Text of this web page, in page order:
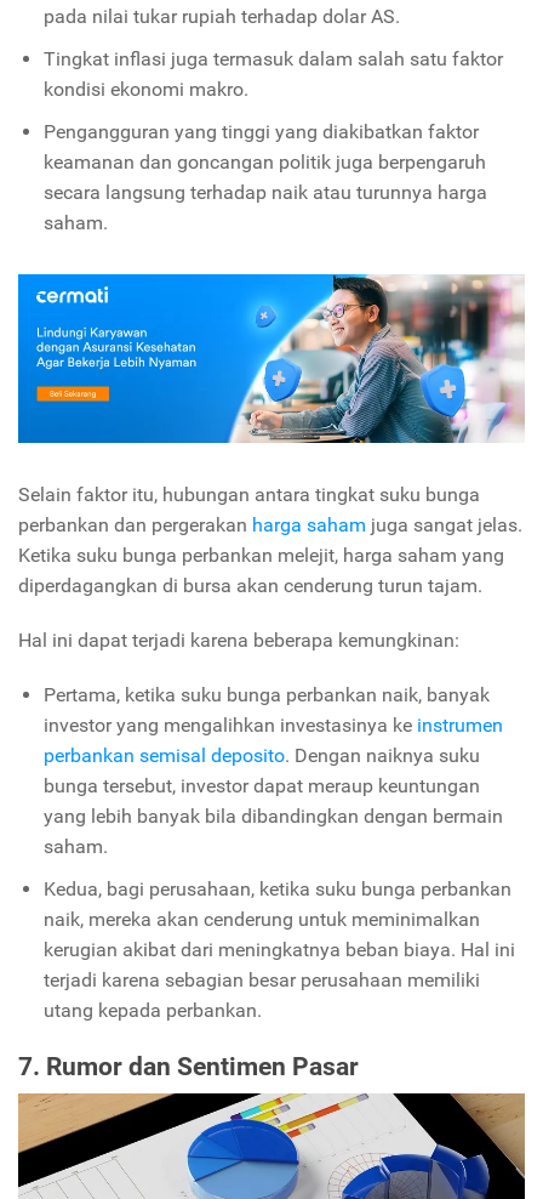
pada nilai tukar rupiah terhadap dolar AS.
Tingkat inflasi juga termasuk dalam salah satu faktor
kondisi ekonomi makro.
Pengangguran yang tinggi yang diakibatkan faktor
keamanan dan goncangan politik juga berpengaruh
secara langsung terhadap naik atau turunnya harga
saham.
Selain faktor itu, hubungan antara tingkat suku bunga
perbankan dan pergerakan harga saham juga sangat jelas.
Ketika suku bunga perbankan melejit, harga saham yang
diperdagangkan di bursa akan cenderung turun tajam.
Hal ini dapat terjadi karena beberapa kemungkinan:
Pertama, ketika suku bunga perbankan naik, banyak
investor yang mengalihkan investasinya ke instrumen
perbankan semisal deposito. Dengan naiknya suku
bunga tersebut, investor dapat meraup keuntungan
yang lebih banyak bila dibandingkan dengan bermain
saham.
Kedua, bagi perusahaan, ketika suku bunga perbankan
naik, mereka akan cenderung untuk meminimalkan
kerugian akibat dari meningkatnya beban biaya. Hal ini
terjadi karena sebagian besar perusahaan memiliki
utang kepada perbankan.
7. Rumor dan Sentimen Pasar